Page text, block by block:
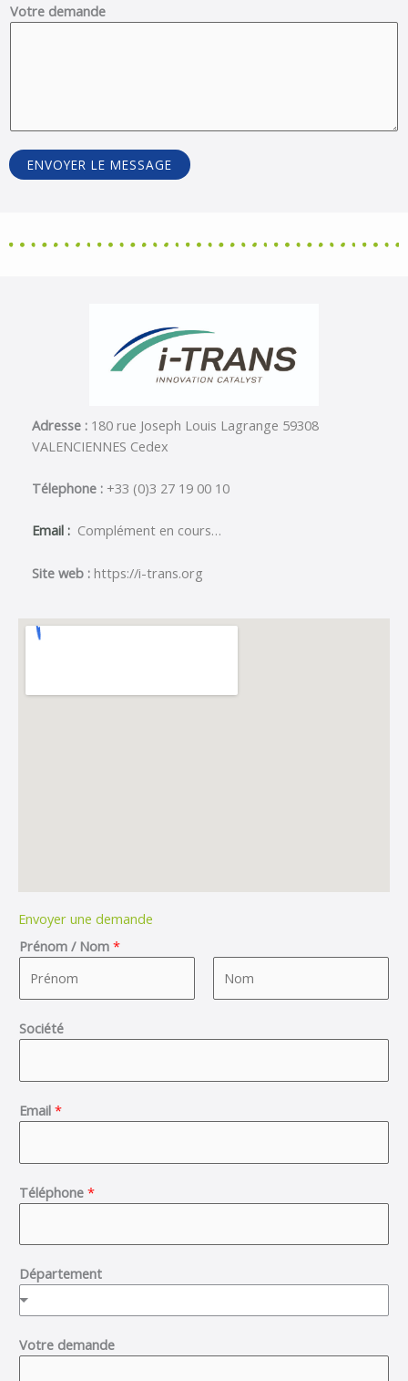
Votre demande
ENVOYER LE MESSAGE
Adresse : 180 rue Joseph Louis Lagrange 59308
VALENCIENNES Cedex
Télephone : +33 (0)3 27 19 00 10
Email : Complément en cours…
Site web : https://i-trans.org
Envoyer une demande
Prénom / Nom *
iSociété
Email *
Téléphone *
Département
Votre demande